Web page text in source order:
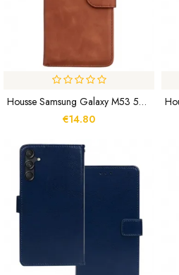
Housse Samsung Galaxy M53 5G Simili Cuir Uni
€14.80